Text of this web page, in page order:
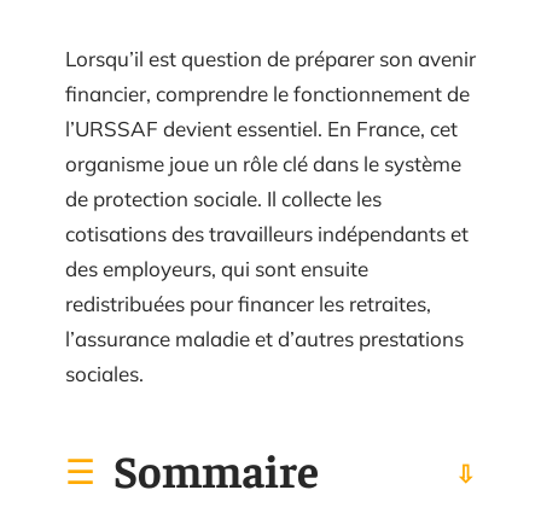
Lorsqu’il est question de préparer son avenir
financier, comprendre le fonctionnement de
l’URSSAF devient essentiel. En France, cet
organisme joue un rôle clé dans le système
de protection sociale. Il collecte les
cotisations des travailleurs indépendants et
des employeurs, qui sont ensuite
redistribuées pour financer les retraites,
l’assurance maladie et d’autres prestations
sociales.
Sommaire